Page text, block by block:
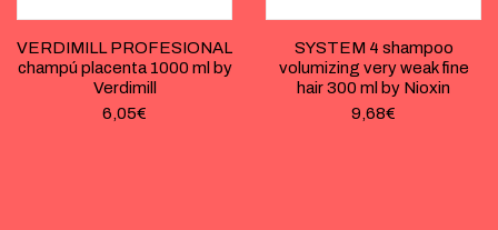
VERDIMILL PROFESIONAL
champú placenta 1000 ml by
Verdimill
6,05€
SYSTEM 4 shampoo
volumizing very weak fine
hair 300 ml by Nioxin
9,68€